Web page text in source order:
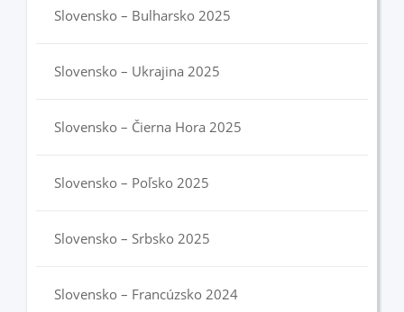
Slovensko – Bulharsko 2025
Slovensko – Ukrajina 2025
Slovensko – Čierna Hora 2025
Slovensko – Poľsko 2025
Slovensko – Srbsko 2025
Slovensko – Francúzsko 2024